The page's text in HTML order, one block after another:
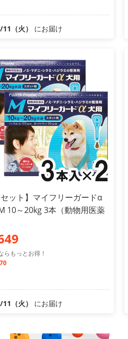
（火） にお届け
セット】マイフリーガードα
10～20kg 3本（動物用医薬
らもっとお得！
（火） にお届け